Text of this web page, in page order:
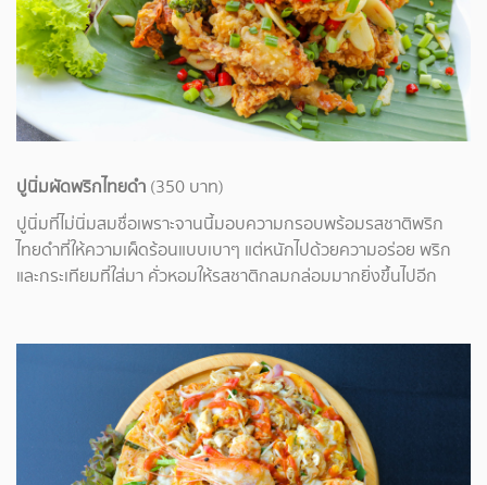
ปูนิ่มผัดพริกไทยดำ (350 บาท)
ปูนิ่มที่ไม่นิ่มสมชื่อเพราะจานนี้มอบความกรอบพร้อมรสชาติพริก
ไทยดำที่ให้ความเผ็ดร้อนแบบเบาๆ แต่หนักไปด้วยความอร่อย พริก
และกระเทียมที่ใส่มา คั่วหอมให้รสชาติกลมกล่อมมากยิ่งขึ้นไปอีก